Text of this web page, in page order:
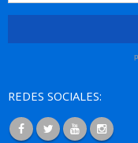
REDES SOCIALES: